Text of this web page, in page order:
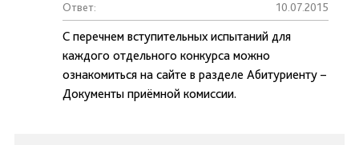
Ответ: 10.07.2015
С перечнем вступительных испытаний для
каждого отдельного конкурса можно
ознакомиться на сайте в разделе Абитуриенту –
Документы приёмной комиссии.